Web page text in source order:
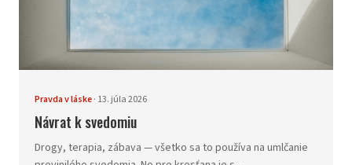
Pravda v láske· 13. júla 2026
Návrat k svedomiu
Drogy, terapia, zábava — všetko sa to používa na umlčanie